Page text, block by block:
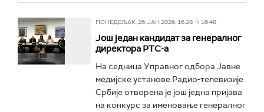
ПОНЕДЕЉАК, 26. ЈАН 2026, 16:28 -> 16:48
Још један кандидат за генералног
директора РТС-а
На седница Управног одбора Јавне
медијске установе Радио-телевизије
Србије отворена је још једна пријава
на конкурс за именовање генералног